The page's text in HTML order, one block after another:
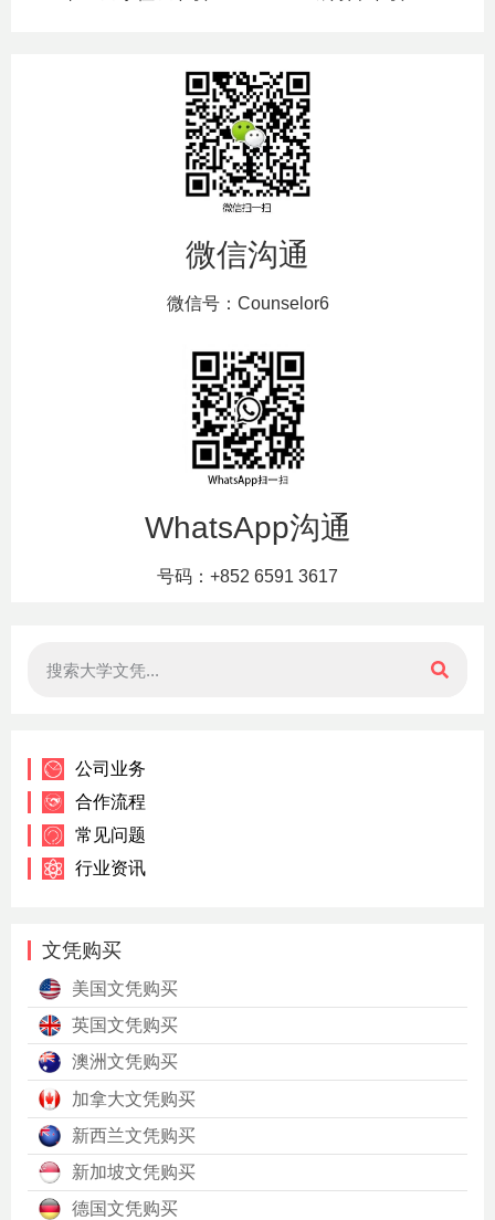
微信沟通
微信号：Counselor6
WhatsApp沟通
号码：+852 6591 3617
公司业务
合作流程
常见问题
行业资讯
文凭购买
美国文凭购买
英国文凭购买
澳洲文凭购买
加拿大文凭购买
新西兰文凭购买
新加坡文凭购买
德国文凭购买